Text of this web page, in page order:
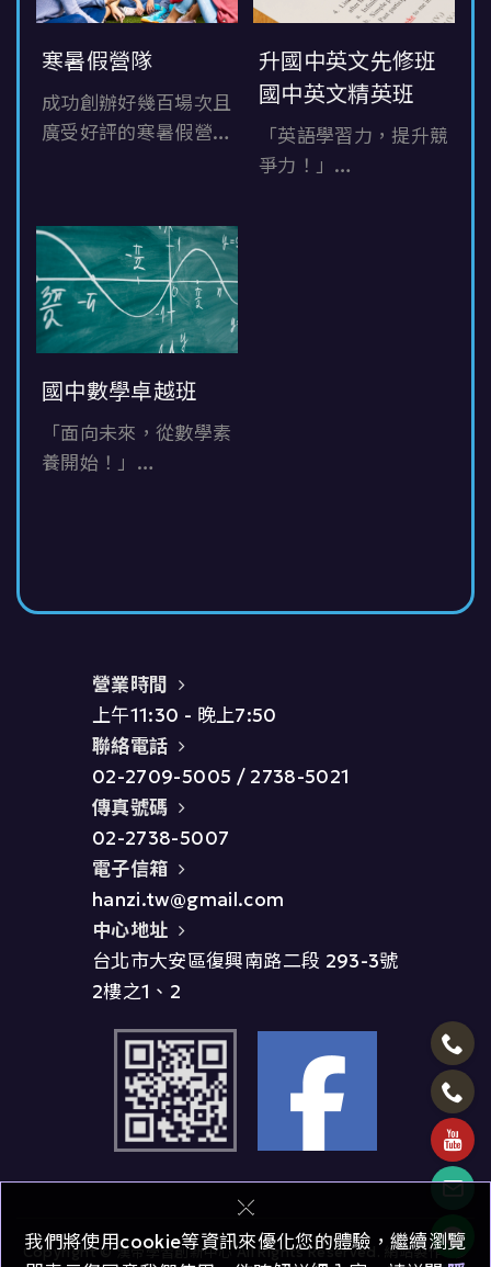
我們將使用cookie等資訊來優化您的體驗，繼續瀏覽
×
何觀察植物、動物的奇
和生活中佔得先機。
寒暑假營隊
成功創辦好幾百場次且
廣受好評的寒暑假營
升國中英文先修班
國中英文精英班
「英語學習力，提升競
爭力！」
國中數學卓越班
「面向未來，從數學素
養開始！」
營業時間
上午11:30 - 晚上7:50
聯絡電話
02-2709-5005 / 2738-5021
傳真號碼
02-2738-5007
電子信箱
hanzi.tw@gmail.com
中心地址
台北市大安區復興南路二段 293-3號
2樓之1、2
Copyright © 漢帝學習創新中心 All Rights Reserved. 網站製作 :多